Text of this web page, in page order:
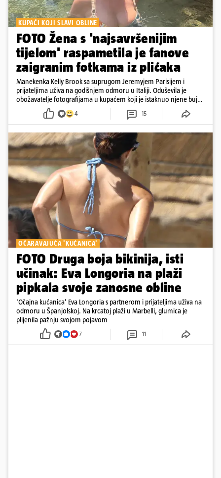
KUPAĆI KOJI SLAVI OBLINE
FOTO Žena s 'najsavršenijim
tijelom' raspametila je fanove
zaigranim fotkama iz plićaka
Manekenka Kelly Brook sa suprugom Jeremyjem Parisijem i
prijateljima uživa na godišnjem odmoru u Italiji. Oduševila je
obožavatelje fotografijama u kupaćem koji je istaknuo njene bujne
4 15
OČARAVAJUĆA 'KUĆANICA'
FOTO Druga boja bikinija, isti
učinak: Eva Longoria na plaži
pipkala svoje zanosne obline
'Očajna kućanica' Eva Longoria s partnerom i prijateljima uživa na
odmoru u Španjolskoj. Na krcatoj plaži u Marbelli, glumica je
plijenila pažnju svojom pojavom
7 11